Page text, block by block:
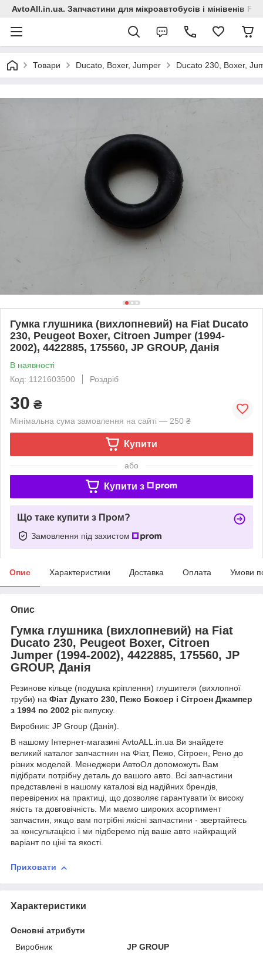
AvtoAll.in.ua. Запчастини для мікроавтобусів і мінівенів
Товари Ducato, Boxer, Jumper Ducato 230, Boxer,
Гумка глушника (вихлопневий) на Fiat Ducato
230, Peugeot Boxer, Citroen Jumper (1994-
2002), 4422885, 175560, JP GROUP, Данія
В наявності
Код: 1121603500
Роздріб
30 ₴
Мінімальна сума замовлення на сайті — 250 ₴
Купити
або
Купити з
Що таке купити з Пром?
Замовлення під захистом
Опис Характеристики Доставка Оплата Умови
Опис
Гумка глушника (вихлопневий) на Fiat
Ducato 230, Peugeot Boxer, Citroen
Jumper (1994-2002), 4422885, 175560, JP
GROUP, Данія
Резинове кільце (подушка кріплення) глушителя (вихлопної
труби) на Фіат Дукато 230, Пежо Боксер і Сітроен Джампер
з 1994 по 2002 рік випуску.
Виробник: JP Group (Данія).
В нашому Інтернет-магазині AvtoALL.in.ua Ви знайдете
великий каталог запчастнин на Фіат, Пежо, Сітроен, Рено до
різних моделей. Менеджери АвтоОл допоможуть Вам
підібрати потрібну деталь до вашого авто. Всі запчастини
представлені в нашому каталозі від надійних брендів,
перевірених на практиці, що дозволяє гарантувати їх високу
якість та довговічність. Ми маємо широких асортимент
запчастин, якщо вам потрібні якісні запчастини - звертайтесь
за консультацією і ми підберемо під ваше авто найкращий
варіант по ціні та якості.
Приховати
Характеристики
Основні атрибути
Виробник
JP GROUP